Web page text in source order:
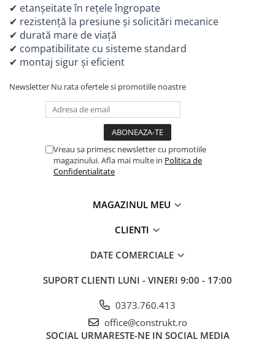
Aparate de control si semnalizare
Armaturi
Fitinguri prindere rapida
Hidranti exteriori
Hidranti interiori
✔ etanșeitate în rețele îngropate
✔ rezistență la presiune și solicitări mecanice
✔ durată mare de viață
✔ compatibilitate cu sisteme standard
✔ montaj sigur și eficient
Newsletter Nu rata ofertele si promotiile noastre
Vreau sa primesc newsletter cu promotiile
magazinului. Afla mai multe in Politica de
Confidentialitate
MAGAZINUL MEU
CLIENTI
DATE COMERCIALE
SUPORT CLIENTI LUNI - VINERI 9:00 - 17:00
0373.760.413
office@construkt.ro
SOCIAL URMARESTE-NE IN SOCIAL MEDIA